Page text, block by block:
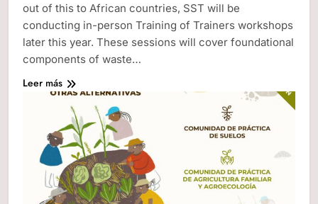
out of this to African countries, SST will be
conducting in-person Training of Trainers workshops
later this year. These sessions will cover foundational
components of waste…
Leer más